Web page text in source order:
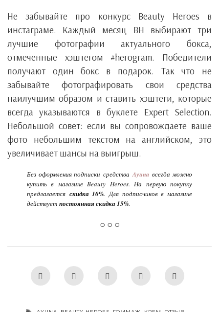
Не забывайте про конкурс Beauty Heroes в
инстаграме. Каждый месяц BH выбирают три
лучшие фотографии актуального бокса,
отмеченные хэштегом #herogram. Победители
получают один бокс в подарок. Так что не
забывайте фотографировать свои средства
наилучшим образом и ставить хэштеги, которые
всегда указываются в буклете Expert Selection.
Небольшой совет: если вы сопровождаете ваше
фото небольшим текстом на английском, это
увеличивает шансы на выигрыш.
Без оформления подписки средстваAyuna всегда можно
купить в магазине Beauty Heroes. На первую покупку
предлагается скидка 10%. Для подписчиков в магазине
действует постоянная скидка 15%.
○ ○ ○